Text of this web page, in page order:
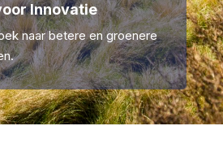
Innovatie
naar betere en groenere